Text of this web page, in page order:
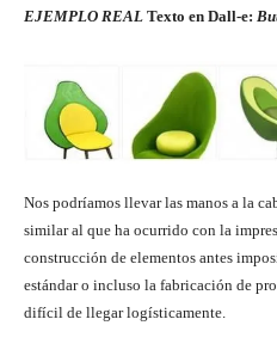
EJEMPLO REAL Texto en Dall-e:
Nos podríamos llevar las manos a la
similar al que ha ocurrido con la
construcción de elementos antes
estándar o incluso la fabricación de
difícil de llegar logísticamente.